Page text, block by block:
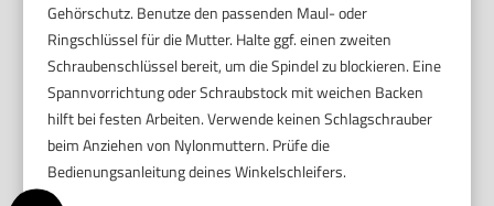
Gehörschutz. Benutze den passenden Maul- oder
Ringschlüssel für die Mutter. Halte ggf. einen zweiten
Schraubenschlüssel bereit, um die Spindel zu blockieren. Eine
Spannvorrichtung oder Schraubstock mit weichen Backen
hilft bei festen Arbeiten. Verwende keinen Schlagschrauber
beim Anziehen von Nylonmuttern. Prüfe die
Bedienungsanleitung deines Winkelschleifers.